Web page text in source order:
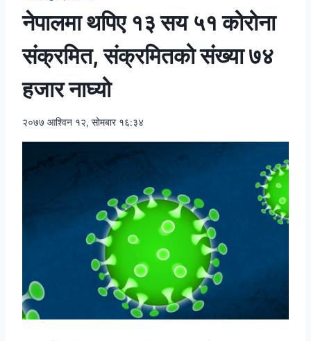
नेपालमा थपिए १३ सय ५१ कोरोना
संक्रमित, संक्रमितको संख्या ७४
हजार नाघ्यो
२०७७ आश्विन १२, सोमबार १६:३४